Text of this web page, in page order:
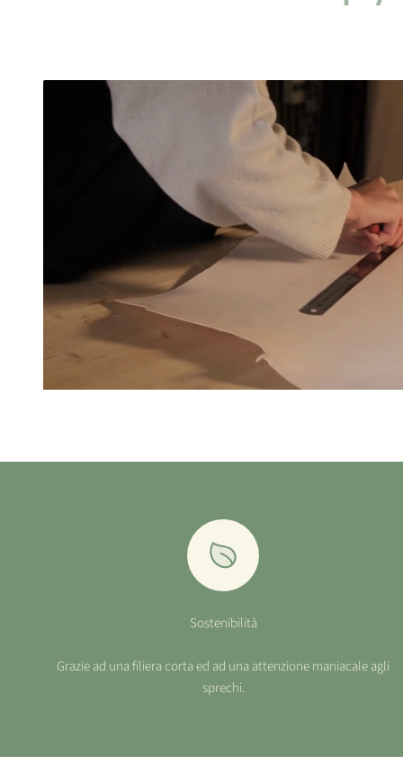
Sostenibilità
Grazie ad una filiera corta ed ad una attenzione maniacale agli
sprechi.